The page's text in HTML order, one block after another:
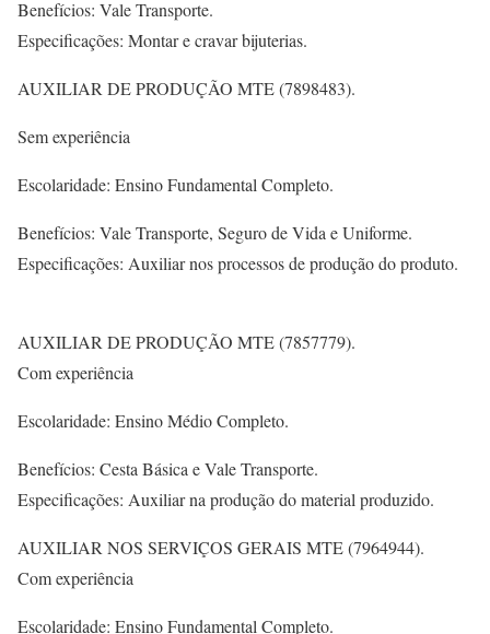
Benefícios: Vale Transporte.
Especificações: Montar e cravar bijuterias.
AUXILIAR DE PRODUÇÃO MTE (7898483).
Sem experiência
Escolaridade: Ensino Fundamental Completo.
Benefícios: Vale Transporte, Seguro de Vida e Uniforme.
Especificações: Auxiliar nos processos de produção do produto.
AUXILIAR DE PRODUÇÃO MTE (7857779).
Com experiência
Escolaridade: Ensino Médio Completo.
Benefícios: Cesta Básica e Vale Transporte.
Especificações: Auxiliar na produção do material produzido.
AUXILIAR NOS SERVIÇOS GERAIS MTE (7964944).
Com experiência
Escolaridade: Ensino Fundamental Completo.